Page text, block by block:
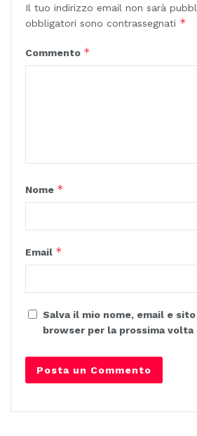
Il tuo indirizzo email non sarà
obbligatori sono contrassegnati *
Commento *
Nome *
Email *
Salva il mio nome, email e
browser per la prossima volta